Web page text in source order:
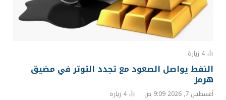
4 زيارة
النفط يواصل الصعود مع تجدد التوتر في مضيق
هرمز
أغسطس 7, 2026 9:09 ص 4 زيارة